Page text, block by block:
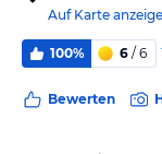
Auf Karte
100% 6 / 6
Bewerten